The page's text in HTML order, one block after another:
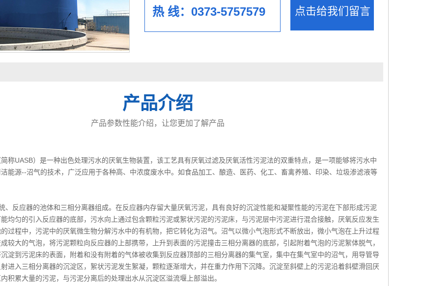
热 线：0373-5757579 点击给我们留言
产品介绍
产品参数性能介绍，让您更加了解产品
称UASB）是一种出色处理污水的厌氧生物装置，该工艺具有厌氧过滤及厌氧活性污泥法的双重特点，是一项能够将污水中
能源--沼气的技术，广泛应用于各种高、中浓度废水中。如食品加工、酿造、医药、化工、畜禽养殖、印染、垃圾渗滤液等
、反应器的池体和三相分离器组成。在反应器内存留大量厌氧污泥，具有良好的沉淀性能和凝聚性能的污泥在下部形成污泥
均匀的引入反应器的底部，污水向上通过包含颗粒污泥或絮状污泥的污泥床，与污泥层中污泥进行混合接触，厌氧反应发生
过程中，污泥中的厌氧微生物分解污水中的有机物，把它转化为沼气。沼气以微小气泡形式不断放出，微小气泡在上升过程
较大的气泡，将污泥颗粒向反应器的上部携带，上升到表面的污泥撞击三相分离器的底部，引起附着气泡的污泥絮体脱气，
淀到污泥床的表面，附着和没有附着的气体被收集到反应器顶部的三相分离器的集气室，集中在集气室中的沼气，用导管导
进入三相分离器的沉淀区，絮状污泥发生絮凝，颗粒逐渐增大，并在重力作用下沉降。沉淀至斜壁上的污泥沿着斜壁滑回厌
积累大量的污泥，与污泥分离后的处理出水从沉淀区溢流堰上部溢出。